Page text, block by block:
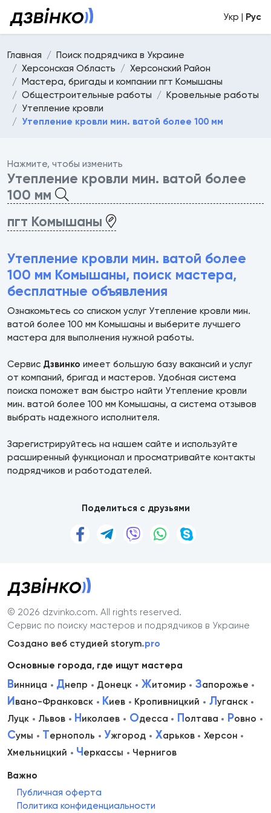
Укр | Рус
Главная
Поиск подрядчика в Украине
Херсонская Область
Херсонский Район
Мастера, бригады и компании пгт Комышаны
Общестроительные работы
Кровельные работы
Утепление кровли
Утепление кровли мин. ватой более 100 мм
Нажмите, чтобы изменить
Утепление кровли мин. ватой более
100 мм
пгт Комышаны
Утепление кровли мин. ватой более
100 мм Комышаны, поиск мастера,
бесплатные объявления
Ознакомьтесь со списком услуг Утепление кровли мин.
ватой более 100 мм Комышаны и выберите лучшего
мастера для выполнения нужной работы.
Сервис Дзвинко имеет большую базу вакансий и услуг
от компаний, бригад и мастеров. Удобная система
поиска поможет вам быстро найти Утепление кровли
мин. ватой более 100 мм Комышаны, а система отзывов
выбрать надежного исполнителя.
Зарегистрируйтесь на нашем сайте и используйте
расширенный функционал и просматривайте контакты
подрядчиков и работодателей.
Поделиться с друзьями
© 2026 dzvinko.com. All rights reserved.
Сервис по поиску мастеров и подрядчиков в Украине
Создано веб студией storym.pro
Основные города, где ищут мастера
Винница Днепр Донецк Житомир Запорожье
Ивано-Франковск Киев Кропивницкий Луганск
Луцк
Львов Николаев Одесса Полтава Ровно
Сумы Тернополь Ужгород Харьков
Херсон
Хмельницкий
Черкассы Чернигов
Важно
Публичная оферта
Политика конфиденциальности